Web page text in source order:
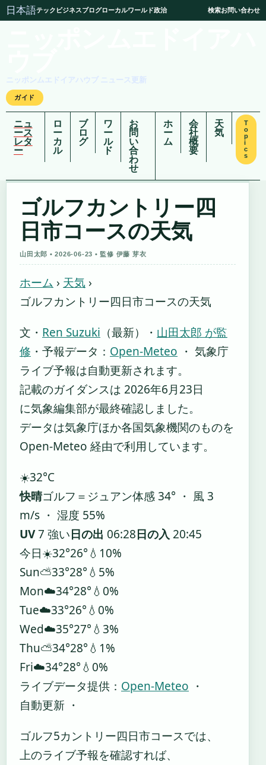
日本語テック ビジネスブログローカルワールド政治 検索お問い合わせ
ニッポンムエドイアハウブ ニュース更新
ガイド
ニュ
ース
レタ
ー
ロ
ー
カ
ル
ブ
ロ
グ
ワ
ー
ル
ド
お
問
い
合
わ
せ
ホ
ー
ム
会
社
概
要
天
気
T
o
p
i
c
s
ゴルフカントリー四
日市コースの天気
山田太郎 • 2026-06-23 • 監修 伊藤 芽衣
ホーム › 天気 ›
ゴルフカントリー四日市コースの天気
文・ Ren Suzuki （最新） ・ 山田太郎 が監
修 ・ 予報データ： Open-Meteo ・ 気象庁
ライブ予報は自動更新されます。
記載のガイダンスは 2026年6月23日
に気象編集部が最終確認しました。
データは気象庁ほか各国気象機関のものを
Open-Meteo 経由で利用しています。
☀️32°C
快晴ゴルフ＝ジュアン体感 34° ・ 風 3
m/s ・ 湿度 55%
UV7 強い日の出 06:28日の入 20:45
今日☀️32°26°💧10%
Sun⛅33°28°💧5%
Mon☁️34°28°💧0%
Tue☁️33°26°💧0%
Wed☁️35°27°💧3%
Thu⛅34°28°💧1%
Fri☁️34°28°💧0%
ライブデータ提供： Open-Meteo ・
自動更新 ・
ゴルフ5カントリー四日市コースでは、
上のライブ予報を確認すれば、